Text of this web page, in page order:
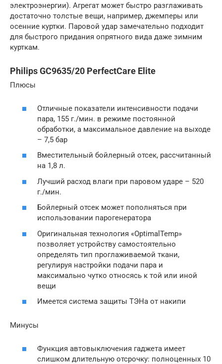
электроэнергии). Агрегат может быстро разглаживать
достаточно толстые вещи, например, джемперы или
осенние куртки. Паровой удар замечательно подходит
для быстрого придания опрятного вида даже зимним
курткам.
Philips GC9635/20 PerfectCare Elite
Плюсы
Отличные показатели интенсивности подачи
пара, 155 г./мин. в режиме постоянной
обработки, а максимальное давление на выходе
– 7,5 бар
Вместительный бойлерный отсек, рассчитанный
на 1,8 л.
Лучший расход влаги при паровом ударе – 520
г./мин.
Бойлерный отсек может пополняться при
использовании парогенератора
Оригинальная технология «OptimalTemp»
позволяет устройству самостоятельно
определять тип проглаживаемой ткани,
регулируя настройки подачи пара и
максимально чутко относясь к той или иной
вещи
Имеется система защиты ТЭНа от накипи
Минусы
Функция автовыключения гаджета имеет
слишком длительную отсрочку: полноценных 10